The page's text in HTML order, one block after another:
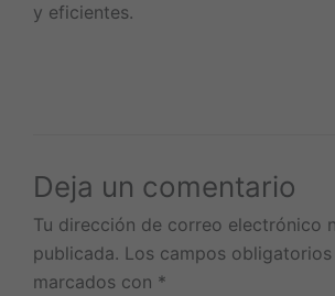
y eficientes.
Deja un comentario
Tu dirección de correo electrónico
publicada. Los campos obligatorios
marcados con *